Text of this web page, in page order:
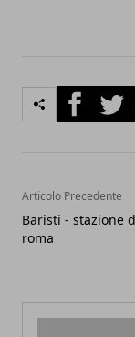
Facebook
Articolo Precedente
Baristi - stazione
roma